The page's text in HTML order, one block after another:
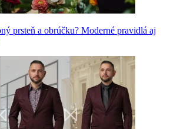
prsteň a obrúčku? Moderné pravidlá aj